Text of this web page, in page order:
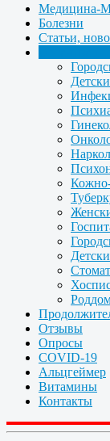
Медицина-
Болезни
Статьи,
Отзывы
Опросы
COVID-19
Альцгеймер
Витамины
Контакты